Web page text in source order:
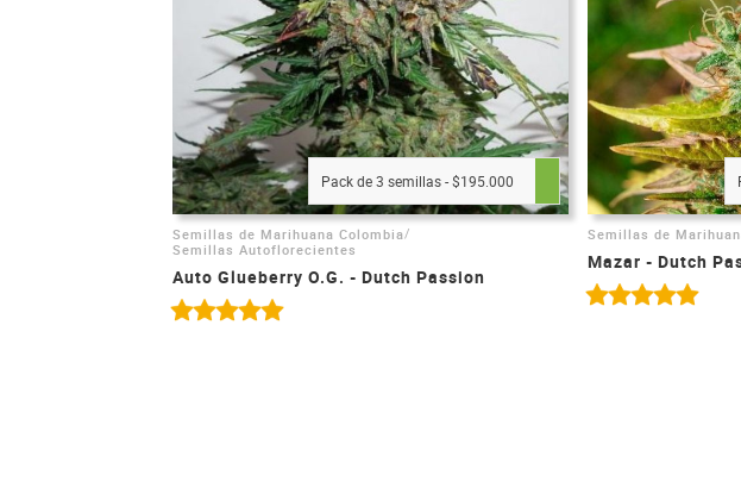
Pack de 3 semillas - $195.000
Semillas de Marihuana Colombia/
Semillas Autoflorecientes
Auto Glueberry O.G. - Dutch Passion
Semillas de
Mazar - Dutch